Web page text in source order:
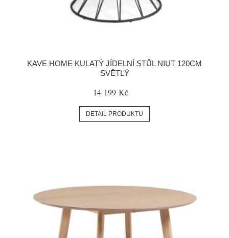
KAVE HOME KULATÝ JÍDELNÍ STŮL NIUT 120CM
SVĚTLÝ
14 199 Kč
DETAIL PRODUKTU